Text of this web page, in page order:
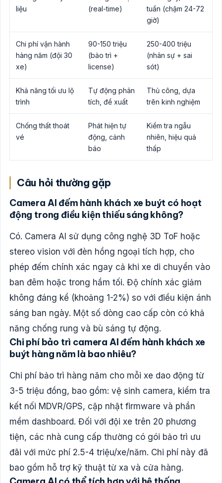
liệu
(real-time)
tuần (chậm 24-72
giờ)
Chi phí vận hành
hàng năm (đội 30
xe)
90-150 triệu
(bảo trì +
license)
250-400 triệu
(nhân sự + sai
sót)
Khả năng tối ưu lộ
trình
Tự động phân
tích, đề xuất
Thủ công, dựa
trên kinh nghiệm
Chống thất thoát
vé
Phát hiện tự
động, cảnh
báo
Kiểm tra ngẫu
nhiên, hiệu quả
thấp
Câu hỏi thường gặp
Camera AI đếm hành khách xe buýt có hoạt
động trong điều kiện thiếu sáng không?
Có. Camera AI sử dụng công nghệ 3D ToF hoặc
stereo vision với đèn hồng ngoại tích hợp, cho
phép đếm chính xác ngay cả khi xe di chuyển vào
ban đêm hoặc trong hầm tối. Độ chính xác giảm
không đáng kể (khoảng 1-2%) so với điều kiện ánh
sáng ban ngày. Một số dòng cao cấp còn có khả
năng chống rung và bù sáng tự động.
Chi phí bảo trì camera AI đếm hành khách xe
buýt hàng năm là bao nhiêu?
Chi phí bảo trì hàng năm cho mỗi xe dao động từ
3-5 triệu đồng, bao gồm: vệ sinh camera, kiểm tra
kết nối MDVR/GPS, cập nhật firmware và phần
mềm dashboard. Đối với đội xe trên 20 phương
tiện, các nhà cung cấp thường có gói bảo trì ưu
đãi với mức phí 2.5-4 triệu/xe/năm. Chi phí này đã
bao gồm hỗ trợ kỹ thuật từ xa và cửa hàng.